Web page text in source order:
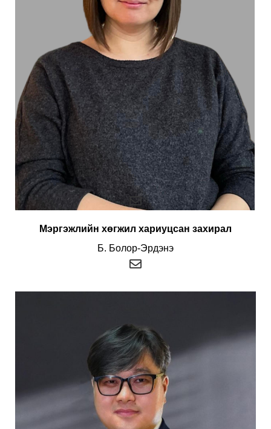
Мэргэжлийн хөгжил хариуцсан захирал
Б. Болор-Эрдэнэ